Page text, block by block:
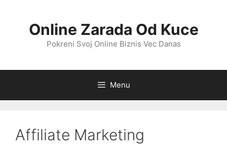
contentOnline Zarada Od Kuce
Pokreni Svoj Online Biznis Vec Danas
Menu
Affiliate Marketing